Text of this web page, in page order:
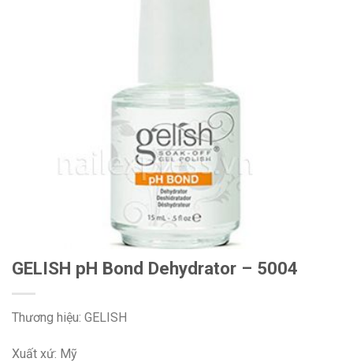
GELISH pH Bond Dehydrator – 5004
Thương hiệu: GELISH
Xuất xứ: Mỹ